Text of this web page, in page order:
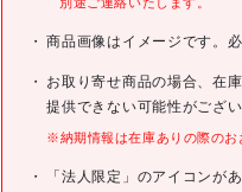
JANコード
仕様
●色:
●高
商品画像はイメージです。
お取り寄せ商品の場合、在
提供できない可能性がござい
※納期情報は在庫ありの際のお
「法人限定」のアイコンが